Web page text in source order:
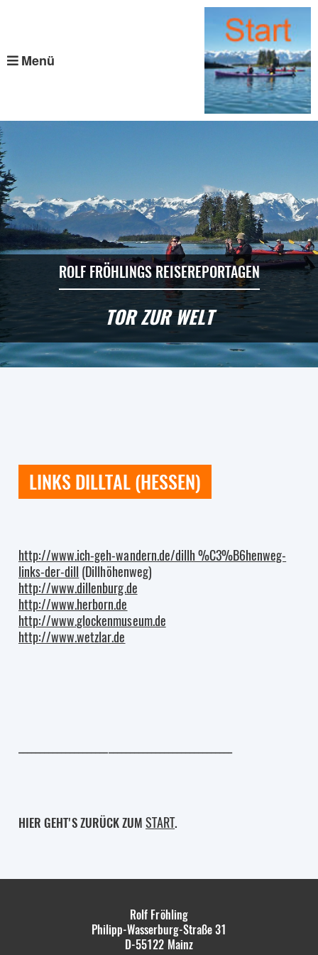
Menü
ROLF FRÖHLINGS REISEREPORTAGEN
TOR ZUR WELT
LINKS DILLTAL (HESSEN)
http://www.ich-geh-wandern.de/dillh %C3%B6henweg-
links-der-dill (Dillhöhenweg)
http://www.dillenburg.de
http://www.herborn.de
http://www.glockenmuseum.de
http://www.wetzlar.de
HIER GEHT'S ZURÜCK ZUM START.
Rolf Fröhling
Philipp-Wasserburg-Straße 31
D-55122 Mainz